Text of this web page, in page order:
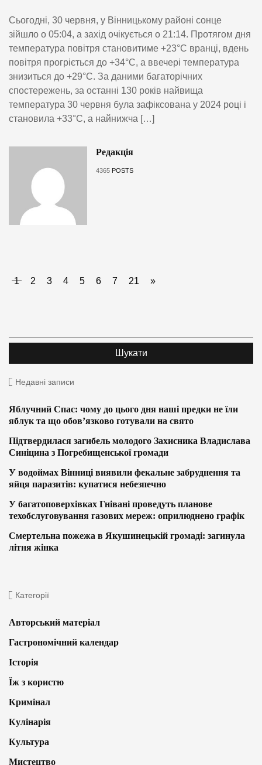
Сьогодні, 30 червня, у Вінницькому районі сонце
зійшло о 05:04, а захід очікується о 21:14. Протягом дня
температура повітря становитиме +23°C вранці, вдень
повітря прогріється до +34°C, а ввечері температура
знизиться до +29°C. За даними багаторічних
спостережень, за останні 130 років найвища
температура 30 червня була зафіксована у 2024 році і
становила +33°C, а найнижча […]
Редакція
4365 POSTS
1 2 3 4 5 6 7 21 »
Недавні записи
Яблучний Спас: чому до цього дня наші предки не їли
яблук та що обов’язково готували на свято
Підтвердилася загибель молодого Захисника Владислава
Синіцина з Погребищенської громади
У водоймах Вінниці виявили фекальне забруднення та
яйця паразитів: купатися небезпечно
У багатоповерхівках Гнівані проведуть планове
техобслуговування газових мереж: оприлюднено графік
Смертельна пожежа в Якушинецькій громаді: загинула
літня жінка
Категорії
Авторський матеріал
Гастрономічний календар
Історія
Їж з користю
Кримінал
Кулінарія
Культура
Мистецтво